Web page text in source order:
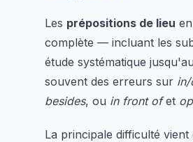
Les prépositions de lieu
complète — incluant les
étude systématique
souvent des erreurs sur in/
besides, ou in front ofet
La principale difficulté